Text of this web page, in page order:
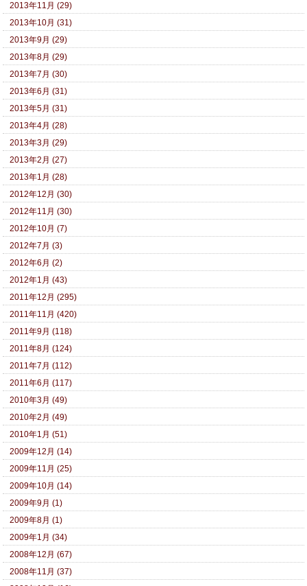
2013年11月 (29)
2013年10月 (31)
2013年9月 (29)
2013年8月 (29)
2013年7月 (30)
2013年6月 (31)
2013年5月 (31)
2013年4月 (28)
2013年3月 (29)
2013年2月 (27)
2013年1月 (28)
2012年12月 (30)
2012年11月 (30)
2012年10月 (7)
2012年7月 (3)
2012年6月 (2)
2012年1月 (43)
2011年12月 (295)
2011年11月 (420)
2011年9月 (118)
2011年8月 (124)
2011年7月 (112)
2011年6月 (117)
2010年3月 (49)
2010年2月 (49)
2010年1月 (51)
2009年12月 (14)
2009年11月 (25)
2009年10月 (14)
2009年9月 (1)
2009年8月 (1)
2009年1月 (34)
2008年12月 (67)
2008年11月 (37)